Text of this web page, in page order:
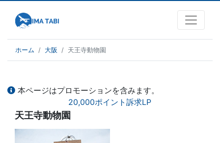
ホーム 大阪 天王寺動物園
本ページはプロモーションを含みます。
20,000ポイント訴求LP
天王寺動物園